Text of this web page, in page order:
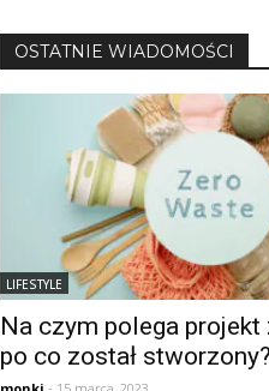
OSTATNIE WIADOMOŚCI
LIFESTYLE
Na czym polega
po co został stworzony?